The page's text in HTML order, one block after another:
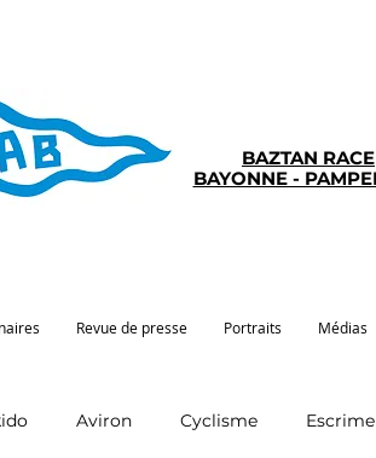
BAZTAN RACE
BAYONNE -
Revue de presse Portraits Médias
Aviron Cyclisme Escrime